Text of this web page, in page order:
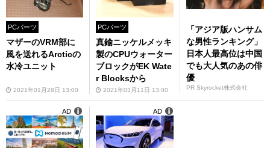
PCパーツ
マザーのVRM部に
風を送れるArcticの
水冷ユニット
2021年01月28日 13:00
PCパーツ
真鍮ニッケルメッキ
製のCPUウォーター
ブロックがEK Wate
r Blocksから
2021年03月11日 13:00
「アジア版ハンサム
な男性ランキング」
日本人最高位は中国
でも大人気のあの俳
優
PR Skyrocket株式会社
AD AD